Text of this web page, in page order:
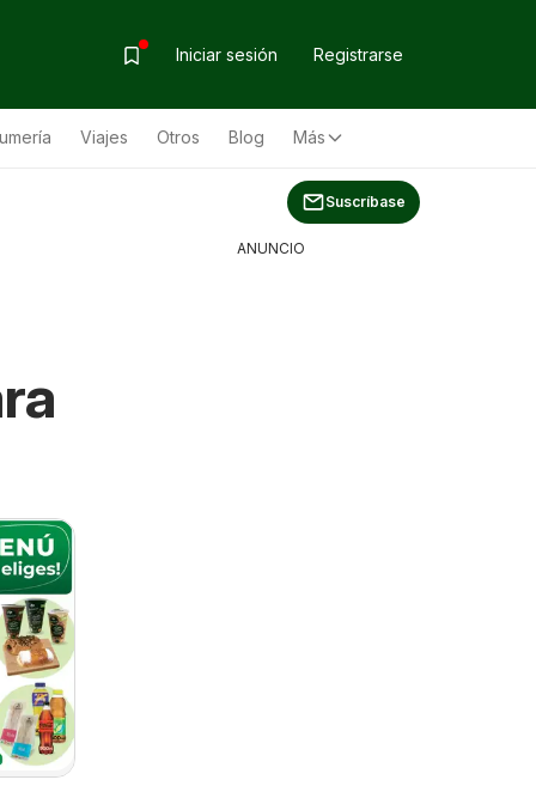
Iniciar sesión Registrarse
Viajes Otros Blog Más
Suscríbase
ANUNCIO